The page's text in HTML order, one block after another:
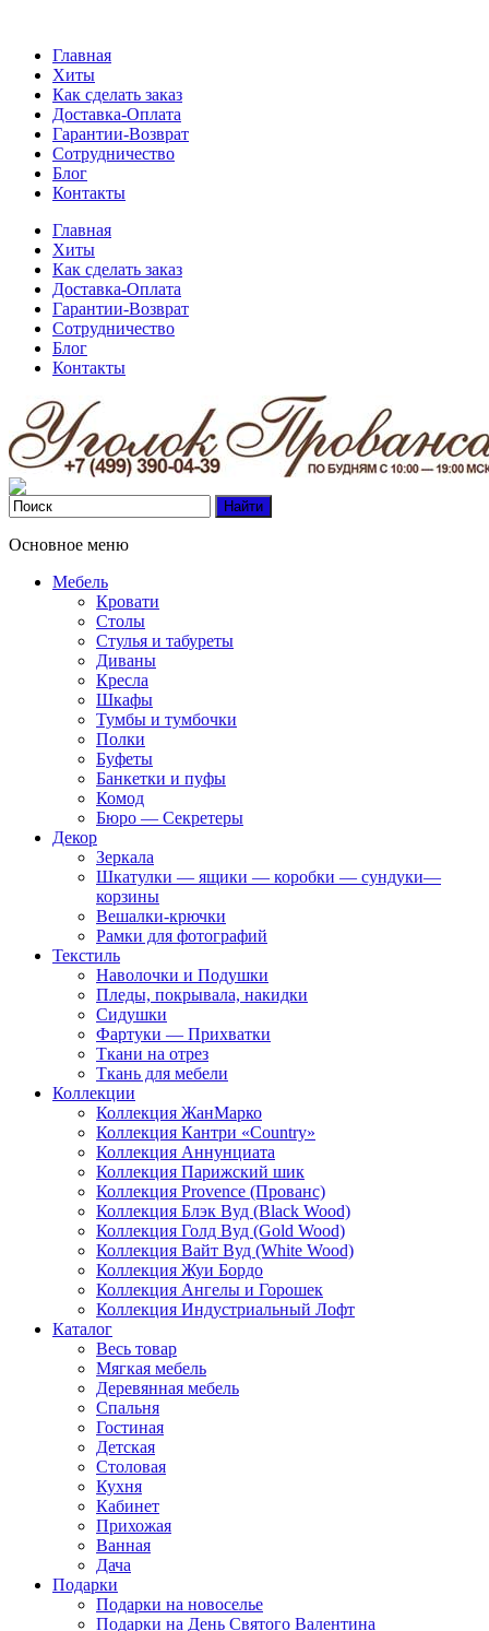
Главная
Хиты
Как сделать заказ
Доставка-Оплата
Гарантии-Возврат
Сотрудничество
Блог
Контакты
Главная
Хиты
Как сделать заказ
Доставка-Оплата
Гарантии-Возврат
Сотрудничество
Блог
Контакты
Основное меню
Мебель
Кровати
Столы
Стулья и табуреты
Диваны
Кресла
Шкафы
Тумбы и тумбочки
Полки
Буфеты
Банкетки и пуфы
Комод
Бюро — Секретеры
Декор
Зеркала
Шкатулки — ящики — коробки — сундуки—
корзины
Вешалки-крючки
Рамки для фотографий
Текстиль
Наволочки и Подушки
Пледы, покрывала, накидки
Сидушки
Фартуки — Прихватки
Ткани на отрез
Ткань для мебели
Коллекции
Коллекция ЖанМарко
Коллекция Кантри «Country»
Коллекция Аннунциата
Коллекция Парижский шик
Коллекция Provence (Прованс)
Коллекция Блэк Вуд (Black Wood)
Коллекция Голд Вуд (Gold Wood)
Коллекция Вайт Вуд (White Wood)
Коллекция Жуи Бордо
Коллекция Ангелы и Горошек
Коллекция Индустриальный Лофт
Каталог
Весь товар
Мягкая мебель
Деревянная мебель
Спальня
Гостиная
Детская
Столовая
Кухня
Кабинет
Прихожая
Ванная
Дача
Подарки
Подарки на новоселье
Подарки на День Святого Валентина